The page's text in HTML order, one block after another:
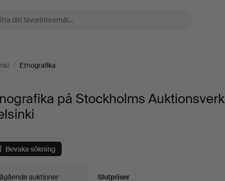
/ Etnografika
på Stockholms Auktionsverk
Bevaka sökning
auktioner
Slutpriser